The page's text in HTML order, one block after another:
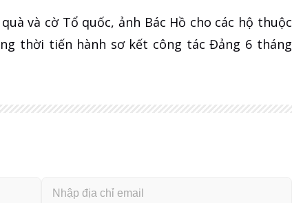
và cờ Tổ quốc, ảnh Bác Hồ cho các hộ thuộc
thời tiến hành sơ kết công tác Đảng 6 tháng